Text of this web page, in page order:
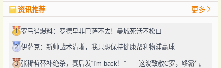
资讯推荐 更多
1 罗马诺爆料：罗德里非巴萨不去！曼城死活不松口
2 伊萨克：新帅战术清晰，我只想保持健康帮利物浦赢球
3 张稀哲替补绝杀，赛后发“I'm back！”——这波致敬C罗，够霸气